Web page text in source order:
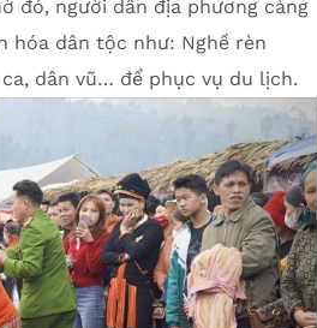
đó, người dân địa phương càng
hóa dân tộc như: Nghề rèn
dân vũ… để phục vụ du lịch.